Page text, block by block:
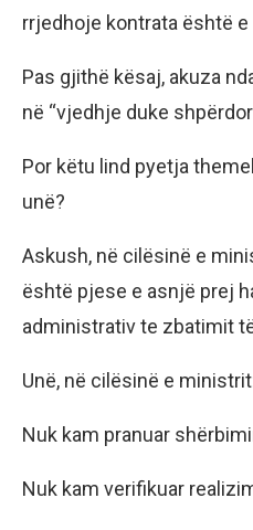
rrjedhoje kontrata është
Pas gjithë kësaj, akuza
në “vjedhje duke
Por këtu lind pyetja
unë?
Askush, në cilësinë e
është pjese e asnjë prej
administrativ te zbatimit
Unë, në cilësinë e
Nuk kam pranuar
Nuk kam verifikuar